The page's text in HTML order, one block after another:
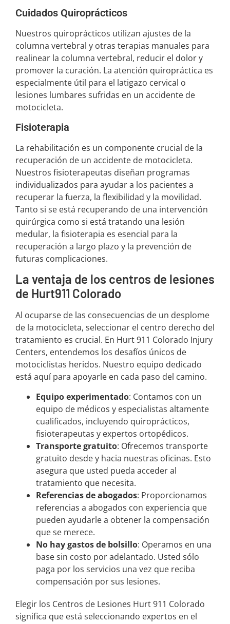
Cuidados Quiroprácticos
Nuestros quiroprácticos utilizan ajustes de la
columna vertebral y otras terapias manuales para
realinear la columna vertebral, reducir el dolor y
promover la curación. La atención quiropráctica es
especialmente útil para el latigazo cervical o
lesiones lumbares sufridas en un accidente de
motocicleta.
Fisioterapia
La rehabilitación es un componente crucial de la
recuperación de un accidente de motocicleta.
Nuestros fisioterapeutas diseñan programas
individualizados para ayudar a los pacientes a
recuperar la fuerza, la flexibilidad y la movilidad.
Tanto si se está recuperando de una intervención
quirúrgica como si está tratando una lesión
medular, la fisioterapia es esencial para la
recuperación a largo plazo y la prevención de
futuras complicaciones.
La ventaja de los centros de lesiones
de Hurt911 Colorado
Al ocuparse de las consecuencias de un desplome
de la motocicleta, seleccionar el centro derecho del
tratamiento es crucial. En Hurt 911 Colorado Injury
Centers, entendemos los desafíos únicos de
motociclistas heridos. Nuestro equipo dedicado
está aquí para apoyarle en cada paso del camino.
Equipo experimentado: Contamos con un
equipo de médicos y especialistas altamente
cualificados, incluyendo quiroprácticos,
fisioterapeutas y expertos ortopédicos.
Transporte gratuito: Ofrecemos transporte
gratuito desde y hacia nuestras oficinas. Esto
asegura que usted pueda acceder al
tratamiento que necesita.
Referencias de abogados: Proporcionamos
referencias a abogados con experiencia que
pueden ayudarle a obtener la compensación
que se merece.
No hay gastos de bolsillo: Operamos en una
base sin costo por adelantado. Usted sólo
paga por los servicios una vez que reciba
compensación por sus lesiones.
Elegir los Centros de Lesiones Hurt 911 Colorado
significa que está seleccionando expertos en el